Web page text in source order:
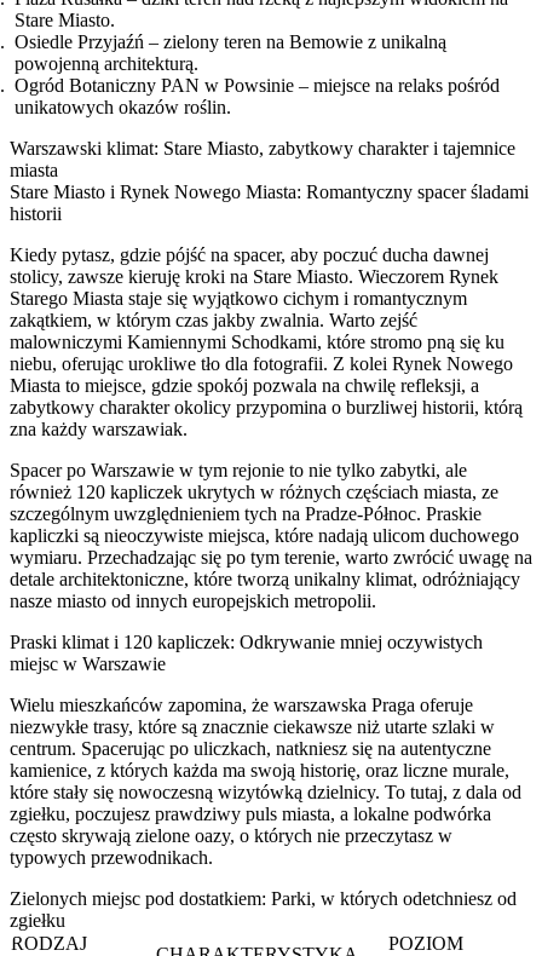
Stare Miasto.
Osiedle Przyjaźń – zielony teren na Bemowie z unikalną
powojenną architekturą.
Ogród Botaniczny PAN w Powsinie – miejsce na relaks pośród
unikatowych okazów roślin.
Warszawski klimat: Stare Miasto, zabytkowy charakter i tajemnice
miasta
Stare Miasto i Rynek Nowego Miasta: Romantyczny spacer śladami
historii
Kiedy pytasz, gdzie pójść na spacer, aby poczuć ducha dawnej
stolicy, zawsze kieruję kroki na Stare Miasto. Wieczorem Rynek
Starego Miasta staje się wyjątkowo cichym i romantycznym
zakątkiem, w którym czas jakby zwalnia. Warto zejść
malowniczymi Kamiennymi Schodkami, które stromo pną się ku
niebu, oferując urokliwe tło dla fotografii. Z kolei Rynek Nowego
Miasta to miejsce, gdzie spokój pozwala na chwilę refleksji, a
zabytkowy charakter okolicy przypomina o burzliwej historii, którą
zna każdy warszawiak.
Spacer po Warszawie w tym rejonie to nie tylko zabytki, ale
również 120 kapliczek ukrytych w różnych częściach miasta, ze
szczególnym uwzględnieniem tych na Pradze-Północ. Praskie
kapliczki są nieoczywiste miejsca, które nadają ulicom duchowego
wymiaru. Przechadzając się po tym terenie, warto zwrócić uwagę na
detale architektoniczne, które tworzą unikalny klimat, odróżniający
nasze miasto od innych europejskich metropolii.
Praski klimat i 120 kapliczek: Odkrywanie mniej oczywistych
miejsc w Warszawie
Wielu mieszkańców zapomina, że warszawska Praga oferuje
niezwykłe trasy, które są znacznie ciekawsze niż utarte szlaki w
centrum. Spacerując po uliczkach, natkniesz się na autentyczne
kamienice, z których każda ma swoją historię, oraz liczne murale,
które stały się nowoczesną wizytówką dzielnicy. To tutaj, z dala od
zgiełku, poczujesz prawdziwy puls miasta, a lokalne podwórka
często skrywają zielone oazy, o których nie przeczytasz w
typowych przewodnikach.
Zielonych miejsc pod dostatkiem: Parki, w których odetchniesz od
zgiełku
RODZAJ
POZIOM